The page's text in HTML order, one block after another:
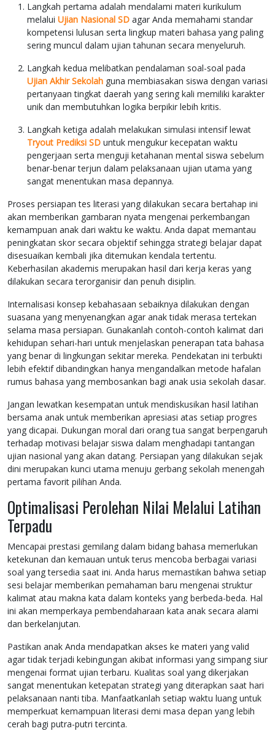
Langkah pertama adalah mendalami materi kurikulum
melalui Ujian Nasional SD agar Anda memahami standar
kompetensi lulusan serta lingkup materi bahasa yang paling
sering muncul dalam ujian tahunan secara menyeluruh.
Langkah kedua melibatkan pendalaman soal-soal pada
Ujian Akhir Sekolah guna membiasakan siswa dengan variasi
pertanyaan tingkat daerah yang sering kali memiliki karakter
unik dan membutuhkan logika berpikir lebih kritis.
Langkah ketiga adalah melakukan simulasi intensif lewat
Tryout Prediksi SD untuk mengukur kecepatan waktu
pengerjaan serta menguji ketahanan mental siswa sebelum
benar-benar terjun dalam pelaksanaan ujian utama yang
sangat menentukan masa depannya.
Proses persiapan tes literasi yang dilakukan secara bertahap ini
akan memberikan gambaran nyata mengenai perkembangan
kemampuan anak dari waktu ke waktu. Anda dapat memantau
peningkatan skor secara objektif sehingga strategi belajar dapat
disesuaikan kembali jika ditemukan kendala tertentu.
Keberhasilan akademis merupakan hasil dari kerja keras yang
dilakukan secara terorganisir dan penuh disiplin.
Internalisasi konsep kebahasaan sebaiknya dilakukan dengan
suasana yang menyenangkan agar anak tidak merasa tertekan
selama masa persiapan. Gunakanlah contoh-contoh kalimat dari
kehidupan sehari-hari untuk menjelaskan penerapan tata bahasa
yang benar di lingkungan sekitar mereka. Pendekatan ini terbukti
lebih efektif dibandingkan hanya mengandalkan metode hafalan
rumus bahasa yang membosankan bagi anak usia sekolah dasar.
Jangan lewatkan kesempatan untuk mendiskusikan hasil latihan
bersama anak untuk memberikan apresiasi atas setiap progres
yang dicapai. Dukungan moral dari orang tua sangat berpengaruh
terhadap motivasi belajar siswa dalam menghadapi tantangan
ujian nasional yang akan datang. Persiapan yang dilakukan sejak
dini merupakan kunci utama menuju gerbang sekolah menengah
pertama favorit pilihan Anda.
Optimalisasi Perolehan Nilai Melalui Latihan
Terpadu
Mencapai prestasi gemilang dalam bidang bahasa memerlukan
ketekunan dan kemauan untuk terus mencoba berbagai variasi
soal yang tersedia saat ini. Anda harus memastikan bahwa setiap
sesi belajar memberikan pemahaman baru mengenai struktur
kalimat atau makna kata dalam konteks yang berbeda-beda. Hal
ini akan memperkaya pembendaharaan kata anak secara alami
dan berkelanjutan.
Pastikan anak Anda mendapatkan akses ke materi yang valid
agar tidak terjadi kebingungan akibat informasi yang simpang siur
mengenai format ujian terbaru. Kualitas soal yang dikerjakan
sangat menentukan ketepatan strategi yang diterapkan saat hari
pelaksanaan nanti tiba. Manfaatkanlah setiap waktu luang untuk
memperkuat kemampuan literasi demi masa depan yang lebih
cerah bagi putra-putri tercinta.